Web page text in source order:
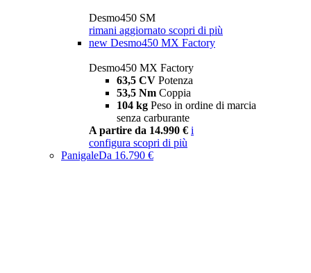
Desmo450 SM
rimani aggiornato scopri di più
new Desmo450 MX Factory
Desmo450 MX Factory
63,5 CV Potenza
53,5 Nm Coppia
104 kg Peso in ordine di marcia
senza carburante
A partire da 14.990 € i
configura scopri di più
PanigaleDa 16.790 €